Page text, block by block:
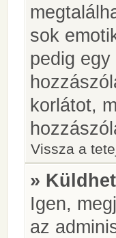
sok
pedig
korlátot,
Vissza a
»
Igen,
az